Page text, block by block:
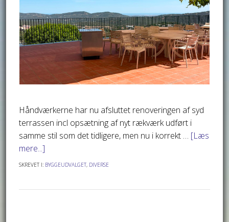
Håndværkerne har nu afsluttet renoveringen af syd
terrassen incl opsætning af nyt rækværk udført i
samme stil som det tidligere, men nu i korrekt … [Læs
mere...]
SKREVET I: BYGGEUDVALGET, DIVERSE